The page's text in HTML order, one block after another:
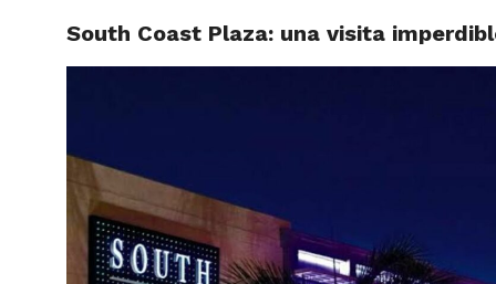
South Coast Plaza: una visita